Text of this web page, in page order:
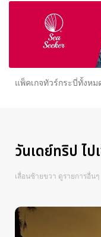
แพ็คเกจทัวร์กระบี่ทั้งหม
วันเดย์ทริป ไป
เลื่อนซ้ายขวา ดูรายการอื่นๆ